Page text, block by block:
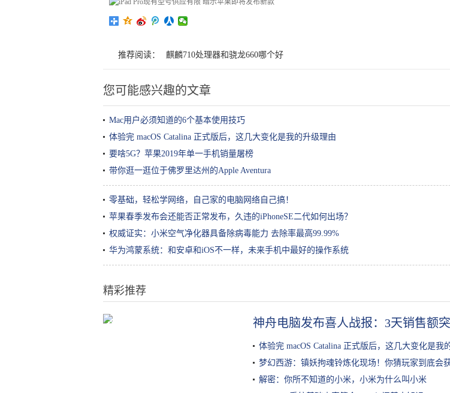
推荐阅读： 麒麟710处理器和骁龙660哪个好
您可能感兴趣的文章
Mac用户必须知道的6个基本使用技巧
体验完 macOS Catalina 正式版后，这几大变化是我的升级理由
要啥5G？苹果2019年单一手机销量屠榜
带你逛一逛位于佛罗里达州的Apple Aventura
零基础，轻松学网络，自己家的电脑网络自己搞！
苹果春季发布会还能否正常发布，久违的iPhoneSE二代如何出场？
权威证实：小米空气净化器具备除病毒能力 去除率最高99.99%
华为鸿蒙系统：和安卓和iOS不一样，未来手机中最好的操作系统
精彩推荐
林俊杰为显瘦缩腮，穿西装配卫衣
神舟电脑发布喜人战报：3天销售额突
体验完 macOS Catalina 正式版后，这几大变化是我
梦幻西游：镇妖拘魂铃炼化现场！你猜玩家到底会
解密：你所不知道的小米，小米为什么叫小米